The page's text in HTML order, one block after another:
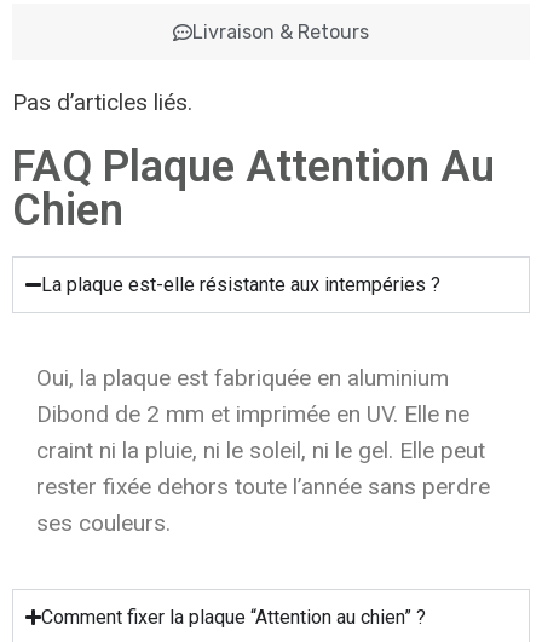
Livraison & Retours
Pas d’articles liés.
FAQ Plaque Attention Au
Chien
La plaque est-elle résistante aux intempéries ?
Oui, la plaque est fabriquée en aluminium
Dibond de 2 mm et imprimée en UV. Elle ne
craint ni la pluie, ni le soleil, ni le gel. Elle peut
rester fixée dehors toute l’année sans perdre
ses couleurs.
Comment fixer la plaque “Attention au chien” ?